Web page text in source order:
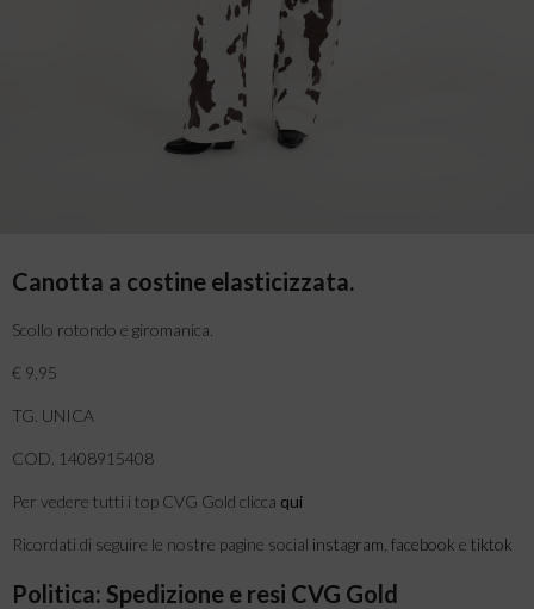
Canotta a costine elasticizzata.
Scollo rotondo e giromanica.
€ 9,95
TG. UNICA
COD. 1408915408
Per vedere tutti i top CVG Gold clicca qui
Ricordati di seguire le nostre pagine social instagram facebook e tiktok
Politica: Spedizione e resi CVG Gold